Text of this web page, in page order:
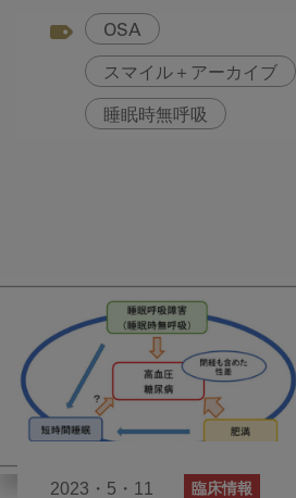
OSA
スマイル＋アーカイブ
睡眠時無呼吸
2023・5・11 臨床情報